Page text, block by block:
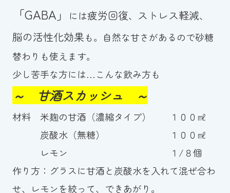
「GABA」 には疲労回復、 ストレス軽減、
脳の活性化効果も。自然な甘さがあるので砂糖
替わりも使えます。
少し苦手な方には…こんな飲み方も
～ 甘酒スカッシュ ～
材料 米麹の甘酒（濃縮タイプ） １００㎖
炭酸水（無糖） １００㎖
レモン １/８個
作り方：グラスに甘酒と炭酸水を入れて混ぜ合わ
せ、レモンを絞って、できあがり。